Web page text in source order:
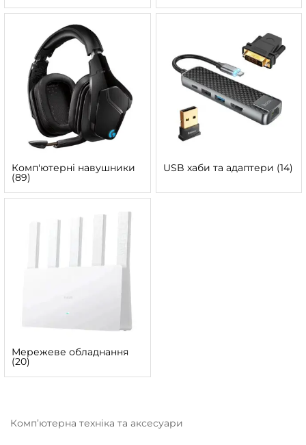
Комп'ютерні навушники
(89)
USB хаби та адаптери (14)
Мережеве обладнання
(20)
Комп’ютерна техніка та аксесуари